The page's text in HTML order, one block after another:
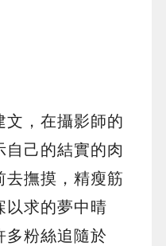
文，在攝影師的
自己的結實的肉
去撫摸，精瘦筋
以求的夢中晴
多粉絲追隨於